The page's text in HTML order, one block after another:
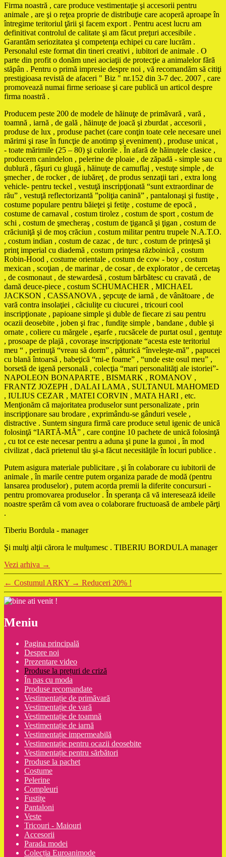
Firma noastră , care produce vestimentaţie şi accesorii pentru
animale , are şi o reţea proprie de distribuţie care acoperă aproape în
întregime teritoriul ţării şi facem export . Pentru acest lucru am
definitivat controlul de calitate şi am făcut preţuri accesibile .
Garantăm seriozitatea şi competenţa echipei cu care lucrăm .
Personalul este format din tineri creativi , iubitori de animale . O
parte din profit o donăm unei aociaţii de protecţie a animalelor fără
stăpân . Pentru o primă impresie despre noi , vă recomandăm să citiţi
prestigioasa revistă de afaceri " Biz " nr.152 din 3-7 dec. 2007 , care
promovează numai firme serioase şi care publică un articol despre
firma noastră .
Producem peste 200 de modele de hăinuţe de primăvară , vară ,
toamnă , iarnă , de gală , hăinuţe de joacă şi zburdat , accesorii ,
produse de lux , produse pachet (care conţin toate cele necesare unei
mărimi şi rase în funcţie de anotimp şi eveniment) , produse unicat ,
- toate mărimile (25 – 80) şi culorile . În afară de hăinuţele clasice ,
producem canindelon , pelerine de ploaie , de zăpadă - simple sau cu
dublură , fâşuri cu glugă , hăinuţe de camuflaj , vestuţe simple , de
şmecher , de rocker , de iubăreţ , de produs senzaţii tari , extra long
vehicle- pentru teckel , vestuţă inscripţionată “sunt extraordinar de
rău” , vestuţă reflectorizantă ”poliţia canină” , pantalonaşi şi fustiţe ,
costume populare pentru băieţei şi fetiţe , costume de epocă ,
costume de carnaval , costum tirolez , costum de sport , costum de
schi , costum de şmecheraş , costum de ţigancă şi ţigan , costum de
crăciuniţă şi de moş crăciun , costum militar pentru trupele N.A.T.O.
, costum indian , costum de cazac , de turc , costum de prinţesă şi
prinţ imperial cu diademă , costum prinţesa războinică , costum
Robin-Hood , costume orientale , costum de cow - boy , costum
mexican , scoţian , de marinar , de cosar , de explorator , de cercetaş
, de cosmonaut , de stewardesă , costum bărbătesc cu cravată , de
damă deuce-piece , costum SCHUMACHER , MICHAEL
JACKSON , CASSANOVA , şepcuţe de iarnă , de vânătoare , de
vară contra insolaţiei , căciuliţe cu ciucurei , tricouri cool
inscripţionate , papioane simple şi duble de fiecare zi sau pentru
ocazii deosebite , joben şi frac , fundiţe simple , bandane , duble şi
ornate , coliere cu mărgele , eşarfe , rucsăcele de purtat osul , gentuţe
, prosoape de plajă , covoraşe inscripţionate “acesta este teritoriul
meu “ , perinuţă “vreau să dorm” , păturică “înveleşte-mă” , papucei
cu blană întoarsă , babeţică “mi-e foame” , “unde este osul meu” ,
borsetă de igenă personală , colecţia “mari personalităţi ale istoriei”-
NAPOLEON BONAPARTE , BISMARK , ROMANOV ,
FRANTZ JOZEPH , DALAI LAMA , SULTANUL MAHOMED
, IULIUS CEZAR , MATEI CORVIN , MATA HARI , etc.
Menţionăm că majoritatea produselor sunt personalizate , prin
inscripţionare sau brodare , exprimându-se gânduri vesele ,
distractive . Suntem singura firmă care produce setul igenic de unică
folosinţă “IARTĂ-MĂ” , care conţine 10 pachete de unică folosinţă
, cu tot ce este necesar pentru a aduna şi pune la gunoi , în mod
civilizat , dacă prietenul tău şi-a făcut necesităţile în locuri publice .
Putem asigura materiale publicitare , şi în colaborare cu iubitorii de
animale , în marile centre putem organiza parade de modă (pentru
lansarea produselor) , putem acorda premii la diferite concursuri -
pentru promovarea produselor . În speranţa că vă interesează ideile
noastre sperăm că vom avea o colaborare fructuoasă de ambele părţi
.
Tiberiu Bordula - manager
Şi mulţi alţii cărora le mulţumesc . TIBERIU BORDULA manager
Vezi arhiva →
← Costumul ARKY → Reduceri 20% !
Meniu
Pagina principală
Despre noi
Prezentare video
Produse la prețuri de criză
În pas cu moda
Produse recomandate
Vestimentație de primăvară
Vestimentație de vară
Vestimentație de toamnă
Vestimentație de iarnă
Vestimentație impermeabilă
Vestimentație pentru ocazii deosebite
Vestimentație pentru sărbători
Produse la pachet
Costume
Pelerine
Compleuri
Fustițe
Pantaloni
Veste
Tricouri - Maiouri
Accesorii
Parada modei
Colecția Euroanimode